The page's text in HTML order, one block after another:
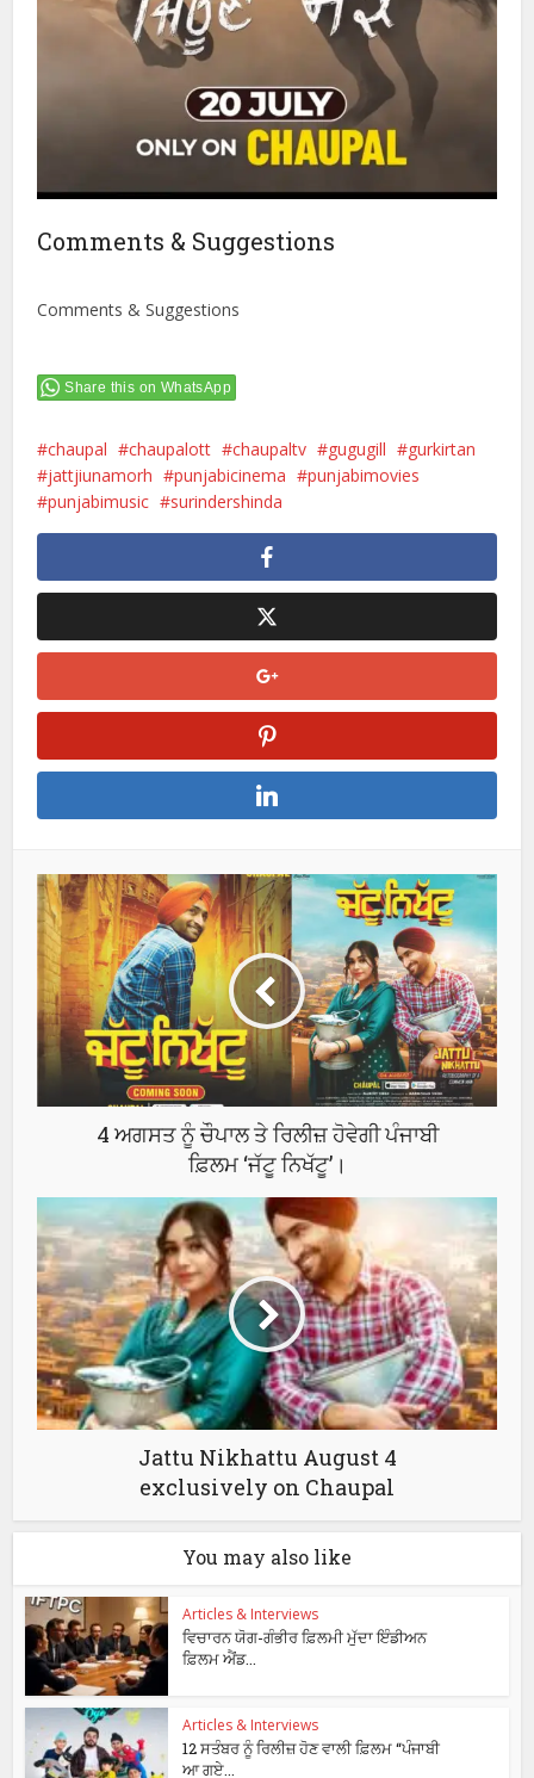
Comments & Suggestions
Comments & Suggestions
Share this on WhatsApp
chaupal chaupalott chaupaltv gugugill
gurkirtan
jattjiunamorh
punjabicinema
punjabimovies
punjabimusic
surindershinda
4 ਅਗਸਤ ਨੂੰ ਚੌਪਾਲ ਤੇ ਰਿਲੀਜ਼ ਹੋਵੇਗੀ ਪੰਜਾਬੀ
ਫ਼ਿਲਮ ‘ਜੱਟੂ ਨਿਖੱਟੂ’।
Jattu Nikhattu August 4
exclusively on Chaupal
You may also like
Articles & Interviews
ਵਿਚਾਰਨ ਯੋਗ-ਗੰਭੀਰ ਫ਼ਿਲਮੀ ਮੁੱਦਾ ਇੰਡੀਅਨ
ਫ਼ਿਲਮ ਐਂਡ...
Articles & Interviews
12 ਸਤੰਬਰ ਨੂੰ ਰਿਲੀਜ਼ ਹੋਣ ਵਾਲੀ ਫ਼ਿਲਮ “ਪੰਜਾਬੀ
ਆ ਗਏ...